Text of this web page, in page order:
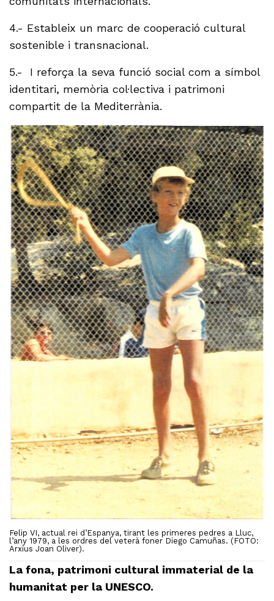
4.- Estableix un marc de cooperació cultural
sostenible i transnacional.
5.- I reforça la seva funció social com a símbol
identitari, memòria col·lectiva i patrimoni
compartit de la Mediterrània.
Felip VI, actual rei d’Espanya, tirant les primeres pedres a Lluc,
l’any 1979, a les ordres del veterà foner Diego Camuñas. (FOTO:
Arxius Joan Oliver).
La fona, patrimoni cultural immaterial de la
humanitat per la UNESCO.